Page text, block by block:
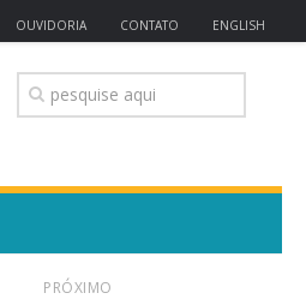
OUVIDORIA CONTATO ENGLISH
PRÓXIMO